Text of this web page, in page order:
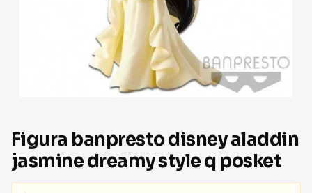
Figura banpresto disney aladdin
jasmine dreamy style q posket